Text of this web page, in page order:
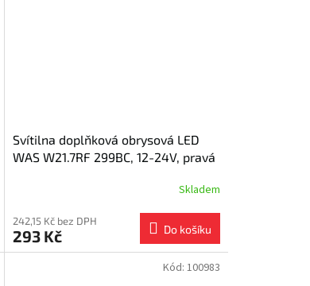
Svítilna doplňková obrysová LED
WAS W21.7RF 299BC, 12-24V, pravá
Skladem
242,15 Kč bez DPH
293 Kč Do košíku
Kód: 100983